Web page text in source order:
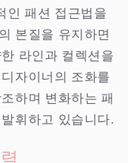
인 패션 접근법을
본질을 유지하면
라인과 컬렉션을
자이너의 조화를
하며 변화하는 패
휘하고 있습니다.